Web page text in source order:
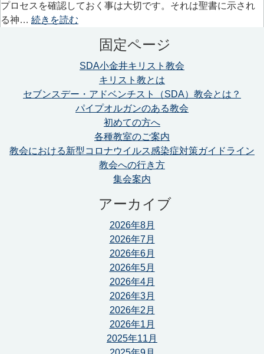
プロセスを確認しておく事は大切です。それは聖書に示され
る神… 続きを読む
固定ページ
SDA小金井キリスト教会
キリスト教とは
セブンスデー・アドベンチスト（SDA）教会とは？
パイプオルガンのある教会
初めての方へ
各種教室のご案内
教会における新型コロナウイルス感染症対策ガイドライン
教会への行き方
集会案内
アーカイブ
2026年8月
2026年7月
2026年6月
2026年5月
2026年4月
2026年3月
2026年2月
2026年1月
2025年11月